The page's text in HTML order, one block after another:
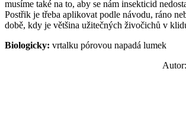
musíme také na to, aby se nám insekticid
Postřik je třeba aplikovat podle návodu, ráno
době, kdy je většina užitečných živočichů v
Biologicky: vrtalku pórovou napadá lumek